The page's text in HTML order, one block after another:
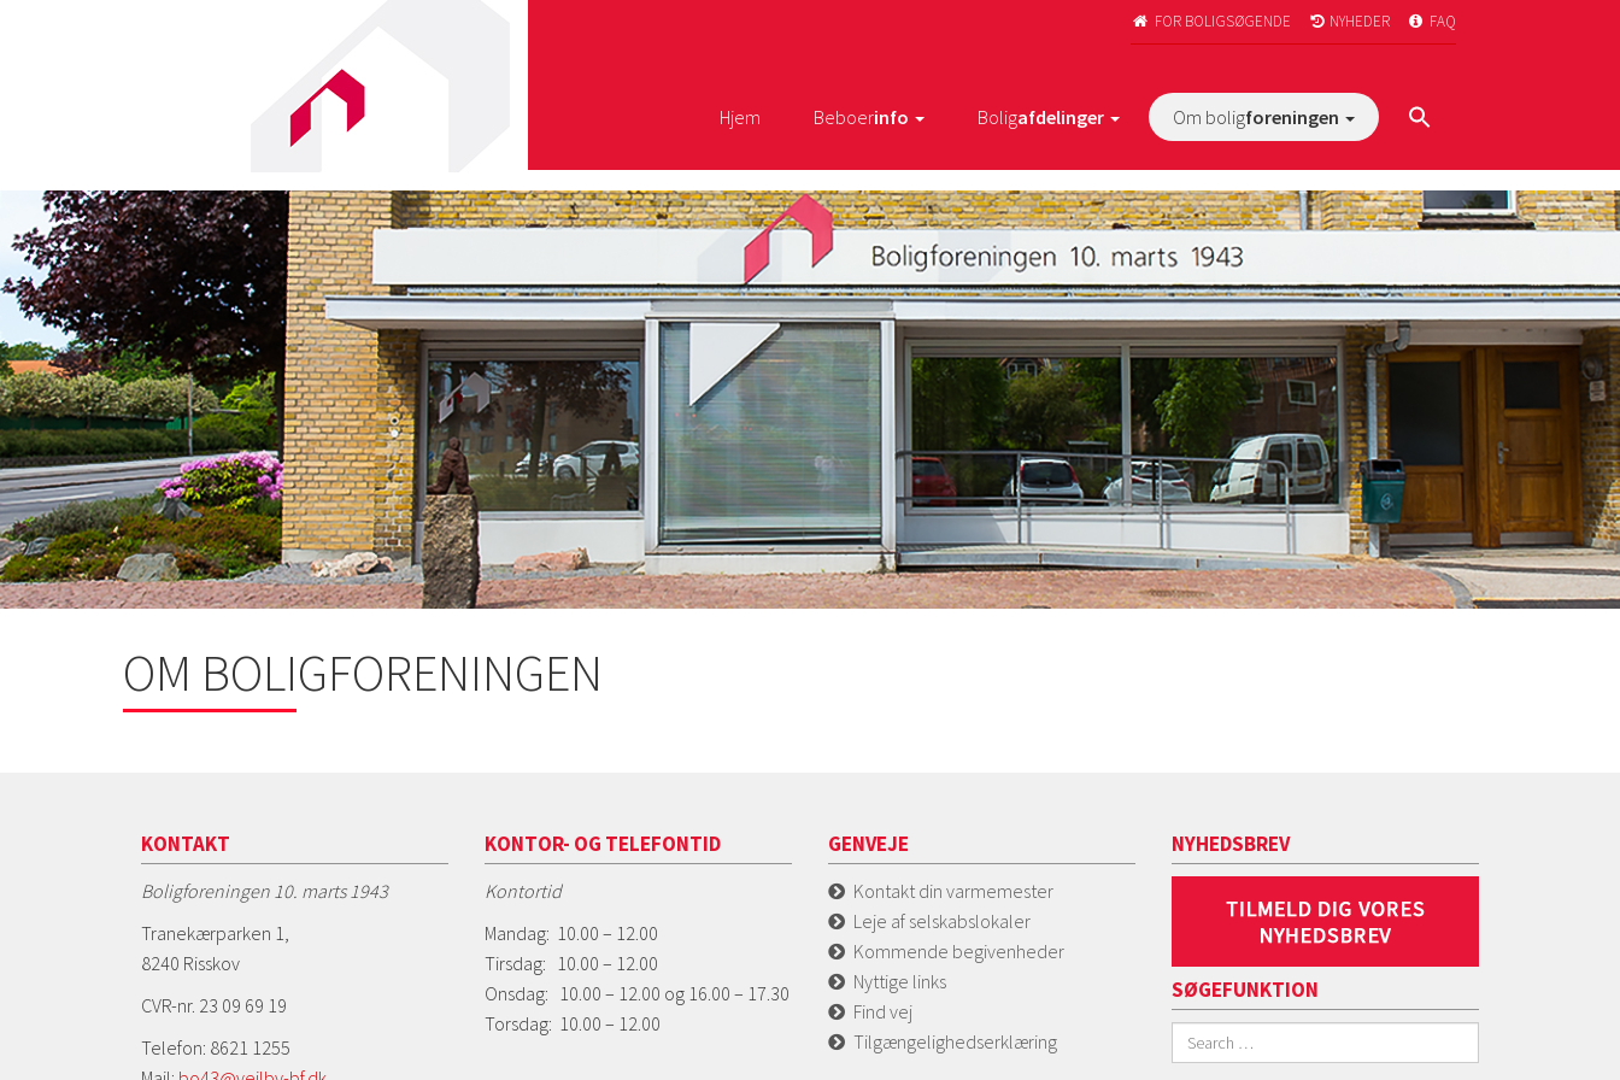
 FOR BOLIGSØGENDE  NYHEDER  FAQ
Hjem Beboerinfo Boligafdelinger Om boligforeningen
OM BOLIGFORENINGEN
KONTAKT
Boligforeningen 10. marts 1943
Tranekærparken 1,
8240 Risskov
CVR-nr. 23 09 69 19
Telefon: 8621 1255
KONTOR- OG TELEFONTID
Kontortid
Mandag: 10.00 – 12.00
Tirsdag: 10.00 – 12.00
Onsdag: 10.00 – 12.00 og 16.00 – 17.30
Torsdag: 10.00 – 12.00
GENVEJE
Kontakt din varmemester
Leje af selskabslokaler
Kommende begivenheder
Nyttige links
Find vej
Tilgængelighedserklæring
NYHEDSBREV
SØGEFUNKTION